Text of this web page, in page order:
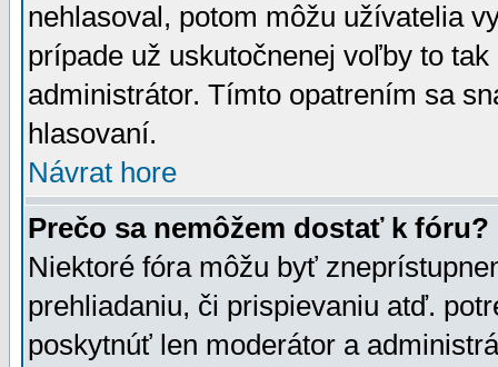
nehlasoval, potom môžu užívatelia
prípade už uskutočnenej voľby to
administrátor. Tímto opatrením sa
hlasovaní.
Návrat hore
Prečo sa nemôžem dostať k fóru?
Niektoré fóra môžu byť
prehliadaniu, či prispievaniu atď.
poskytnúť len moderátor a